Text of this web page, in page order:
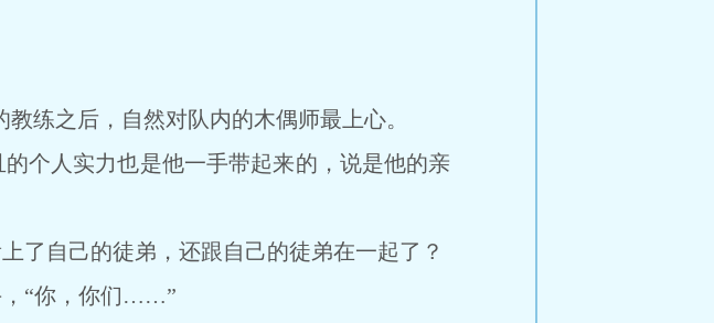
之后，自然对队内的木偶师最上心。
人实力也是他一手带起来的，说是他的亲
自己的徒弟，还跟自己的徒弟在一起了？
“你，你们……”